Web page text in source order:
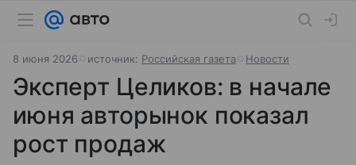
8 июня 2026 источник: Российская газета Новости
Эксперт Целиков: в начале
июня авторынок показал
рост продаж